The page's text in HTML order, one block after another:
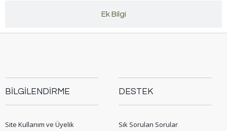
Ek Bilgi
BİLGİLENDİRME
Site Kullanım ve Üyelik
DESTEK
Sık Sorulan Sorular